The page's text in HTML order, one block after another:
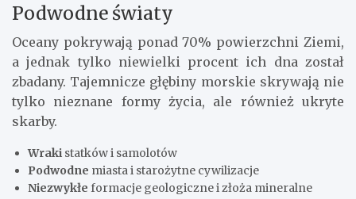
Podwodne światy
Oceany pokrywają ponad 70% powierzchni Ziemi,
a jednak tylko niewielki procent ich dna został
zbadany. Tajemnicze głębiny morskie skrywają nie
tylko nieznane formy życia, ale również ukryte
skarby.
Wraki statków i samolotów
Podwodne miasta i starożytne cywilizacje
Niezwykłe formacje geologiczne i złoża mineralne